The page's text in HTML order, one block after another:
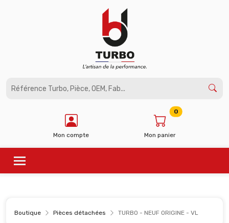
Mon compte Mon panier
0
Boutique Pièces détachées TURBO - NEUF ORIGINE - VL
Panneau de gestion des cookies